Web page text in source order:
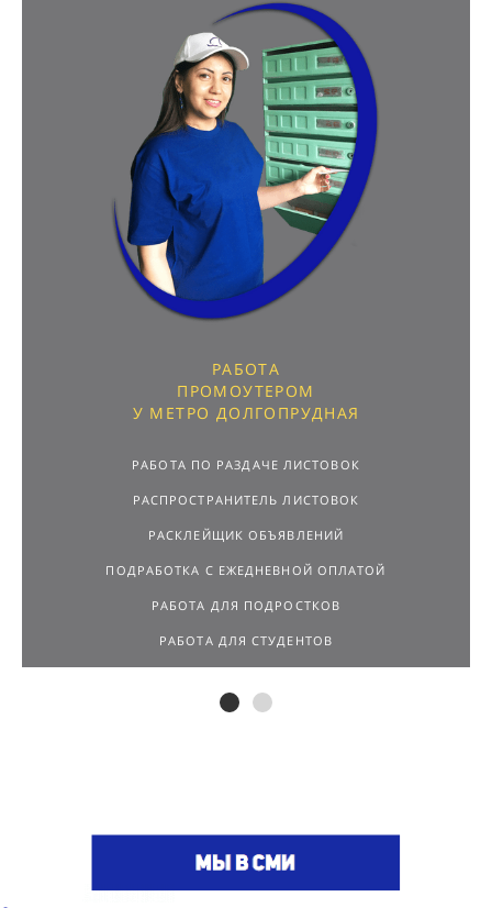
РАБОТА
ПРОМОУТЕРОМ
У МЕТРО ДОЛГОПРУДНАЯ
РАБОТА ПО РАЗДАЧЕ ЛИСТОВОК
РАСПРОСТРАНИТЕЛЬ ЛИСТОВОК
РАСКЛЕЙЩИК ОБЪЯВЛЕНИЙ
ПОДРАБОТКА С ЕЖЕДНЕВНОЙ ОПЛАТОЙ
РАБОТА ДЛЯ ПОДРОСТКОВ
РАБОТА ДЛЯ СТУДЕНТОВ